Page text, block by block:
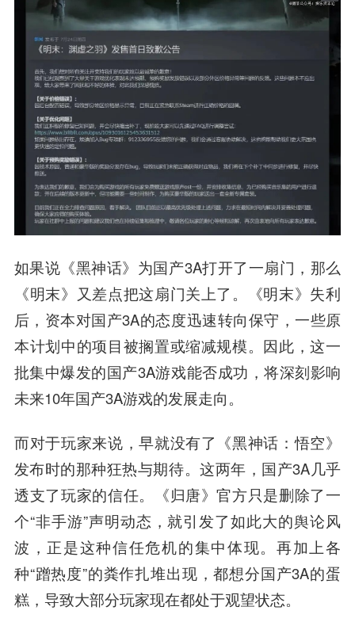
如果说《黑神话》为国产3A打开了一扇门，那么
《明末》又差点把这扇门关上了。《明末》失利
后，资本对国产3A的态度迅速转向保守，一些原
本计划中的项目被搁置或缩减规模。因此，这一
批集中爆发的国产3A游戏能否成功，将深刻影响
未来10年国产3A游戏的发展走向。
而对于玩家来说，早就没有了《黑神话：悟空》
发布时的那种狂热与期待。这两年，国产3A几乎
透支了玩家的信任。《归唐》官方只是删除了一
个“非手游”声明动态，就引发了如此大的舆论风
波，正是这种信任危机的集中体现。再加上各
种“蹭热度”的粪作扎堆出现，都想分国产3A的蛋
糕，导致大部分玩家现在都处于观望状态。